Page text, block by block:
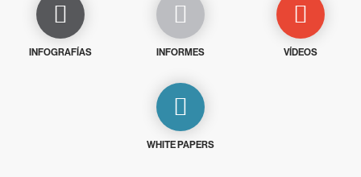
INFOGRAFÍAS INFORMES VÍDEOS
WHITE PAPERS